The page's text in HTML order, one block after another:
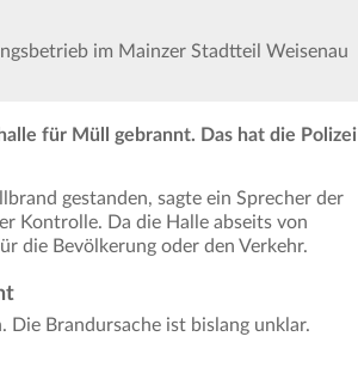
im Mainzer Stadtteil Weisenau
für Müll gebrannt. Das hat die Polizei
gestanden, sagte ein Sprecher der
Kontrolle. Da die Halle abseits von
die Bevölkerung oder den Verkehr.
Die Brandursache ist bislang unklar.